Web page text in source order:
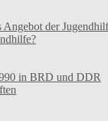
Angebot der
in BRD und DDR